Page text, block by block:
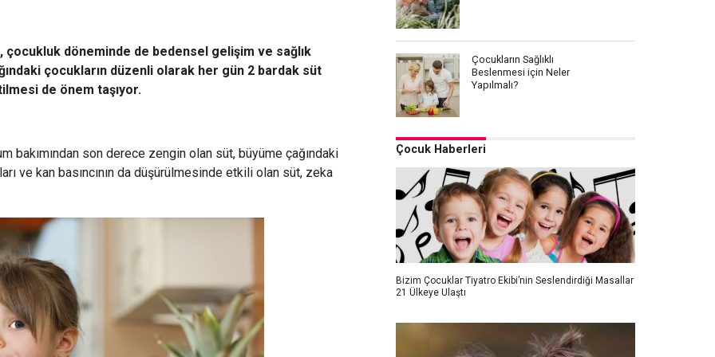
döneminde de bedensel gelişim ve sağlık
çocukların düzenli olarak her gün 2 bardak süt
de önem taşıyor.
son derece zengin olan süt, büyüme çağındaki
ve kan basıncının da düşürülmesinde etkili olan süt, zeka
Çocukların Sağlıklı
Beslenmesi için Neler
Yapılmalı?
Çocuk Haberleri
Bizim Çocuklar Tiyatro Ekibi’nin Seslendirdiği Masallar
21 Ülkeye Ulaştı